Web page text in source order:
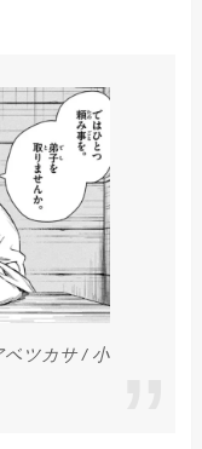
ベツカサ / 小